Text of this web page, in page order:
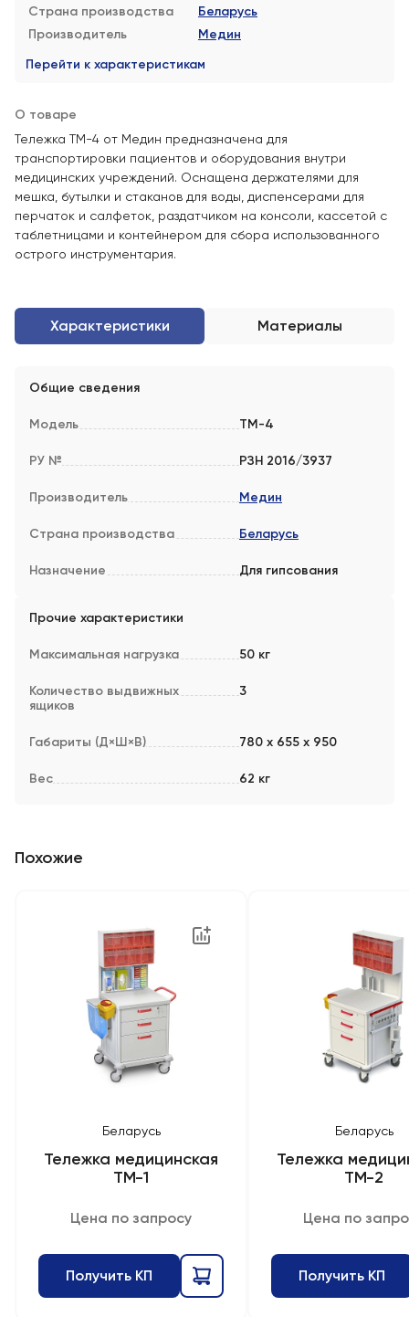
Страна производства
Беларусь
Производитель
Медин
Перейти к характеристикам
О товаре
Тележка ТМ-4 от Медин предназначена для
транспортировки пациентов и оборудования внутри
медицинских учреждений. Оснащена держателями для
мешка, бутылки и стаканов для воды, диспенсерами для
перчаток и салфеток, раздатчиком на консоли, кассетой с
таблетницами и контейнером для сбора использованного
острого инструментария.
Характеристики Материалы
Общие сведения
Модель ТМ-4
РУ № РЗН 2016/3937
Производитель Медин
Страна производства Беларусь
Назначение Для гипсования
Прочие характеристики
Максимальная нагрузка 50 кг
Количество выдвижных
ящиков
3
Габариты (Д×Ш×В) 780 x 655 x 950
Вес 62 кг
Похожие
Тележка медицинская
ТМ-1
Беларусь
Цена по запросу
Получить КП
Тележка
ТМ-2
Беларусь
Цена по
Получить КП